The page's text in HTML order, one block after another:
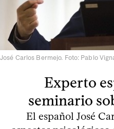
José Carlos Bermejo. Foto: Pablo
Experto
seminario
El español José